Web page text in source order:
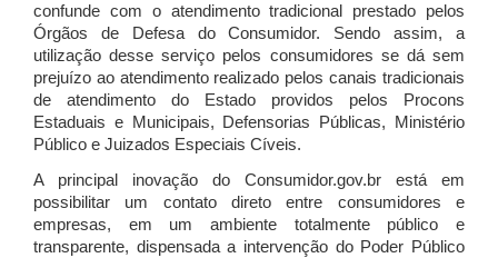
confunde com o atendimento tradicional prestado pelos
Órgãos de Defesa do Consumidor. Sendo assim, a
utilização desse serviço pelos consumidores se dá sem
prejuízo ao atendimento realizado pelos canais tradicionais
de atendimento do Estado providos pelos Procons
Estaduais e Municipais, Defensorias Públicas, Ministério
Público e Juizados Especiais Cíveis.
A principal inovação do Consumidor.gov.br está em
possibilitar um contato direto entre consumidores e
empresas, em um ambiente totalmente público e
transparente, dispensada a intervenção do Poder Público